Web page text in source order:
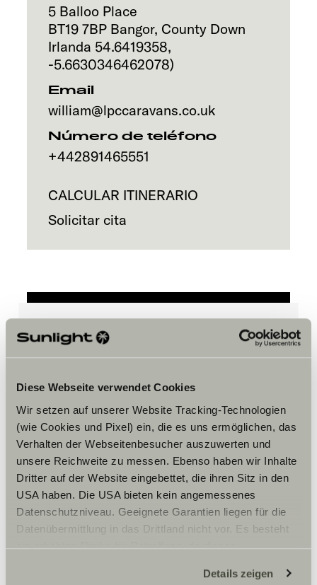
Diese Webseite verwendet Cookies
Wir setzen auf unserer Website Tracking-Technologien
(wie Cookies und Pixel) ein, die es uns ermöglichen, das
Verhalten der Webseitenbesucher auszuwerten und
unsere Reichweite zu messen. Ebenso haben wir Inhalte
Dritter auf der Website eingebettet, die ihren Sitz in den
USA haben. Die USA bieten kein angemessenes
Datenschutzniveau. Geeignete Garantien liegen für die
Datenübermittlung in das Drittland nicht vor. Es besteht
ein erhöhtes Risiko für Betroffene, da diesen
zustehen. Eingesetzte Dienstleister können Daten für
Details zeigen
5 Balloo Place
BT19 7BP Bangor, County Down
Irlanda 54.6419358,
-5.6630346462078)
Email
william@lpccaravans.co.uk
Número de teléfono
+442891465551
CALCULAR ITINERARIO
Solicitar cita
Hay que aceptar los cookies de
Ajustes de cookies